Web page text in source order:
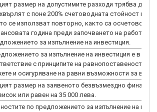
размер на допустимите разходи трябва да
с поне 200% счетоводната стойност на
се използват повторно, както са
година преди започването на работата
за изпълнение на инвестиция.
за изпълнение на инвестиция е в
с принципите на равнопоставеност на
и осигуряване на равни възможности за
размер на заявеното безвъзмездно
или равен на 35 000 лева.
по предложението за изпълнение на